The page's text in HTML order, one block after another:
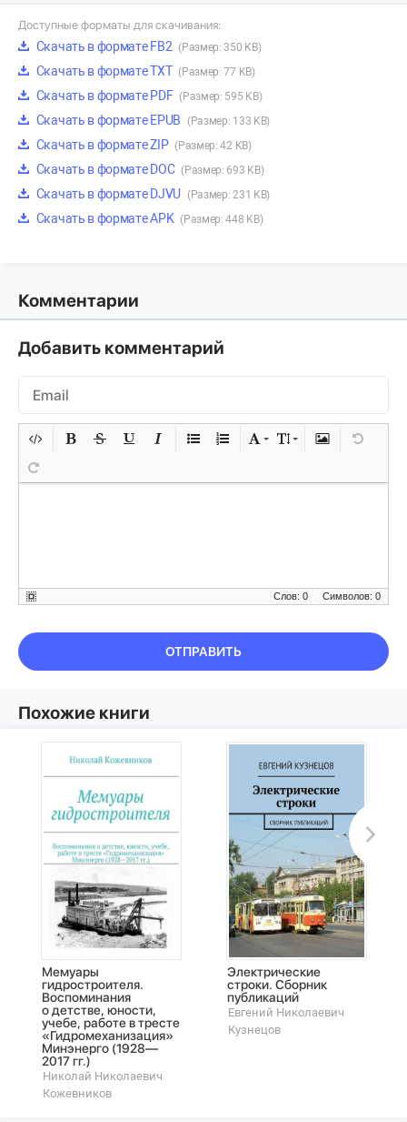
Доступные форматы для скачивания:
Скачать в формате FB2 (Размер: 350 KB)
Скачать в формате TXT (Размер: 77 KB)
Скачать в формате PDF (Размер: 595 KB)
Скачать в формате EPUB (Размер: 133 KB)
Скачать в формате ZIP (Размер: 42 KB)
Скачать в формате DOC (Размер: 693 KB)
Скачать в формате DJVU (Размер: 231 KB)
Скачать в формате APK (Размер: 448 KB)
Комментарии
Добавить комментарий
Символов: 0
Слов: 0
ОТПРАВИТЬ
Похожие книги
Мемуары
гидростроителя.
Воспоминания
о детстве, юности,
учебе, работе в тресте
«Гидромеханизация»
Минэнерго (1928—
2017 гг.)
Николай Николаевич
Кожевников
Электрические
строки. Сборник
публикаций
Евгений Николаевич
Кузнецов